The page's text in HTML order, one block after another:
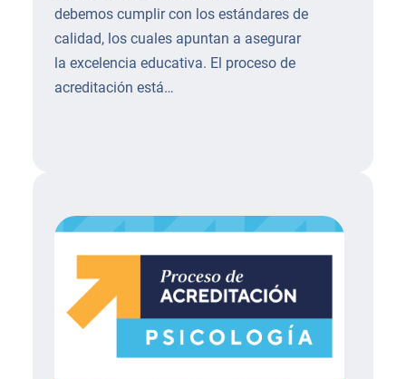
debemos cumplir con los estándares de
calidad, los cuales apuntan a asegurar
la excelencia educativa. El proceso de
acreditación está…